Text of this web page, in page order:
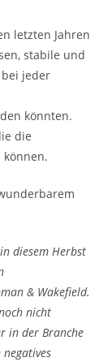
letzten Jahren
stabile und
jeder
könnten.
die
können.
diesem Herbst
& Wakefield.
nicht
in der Branche